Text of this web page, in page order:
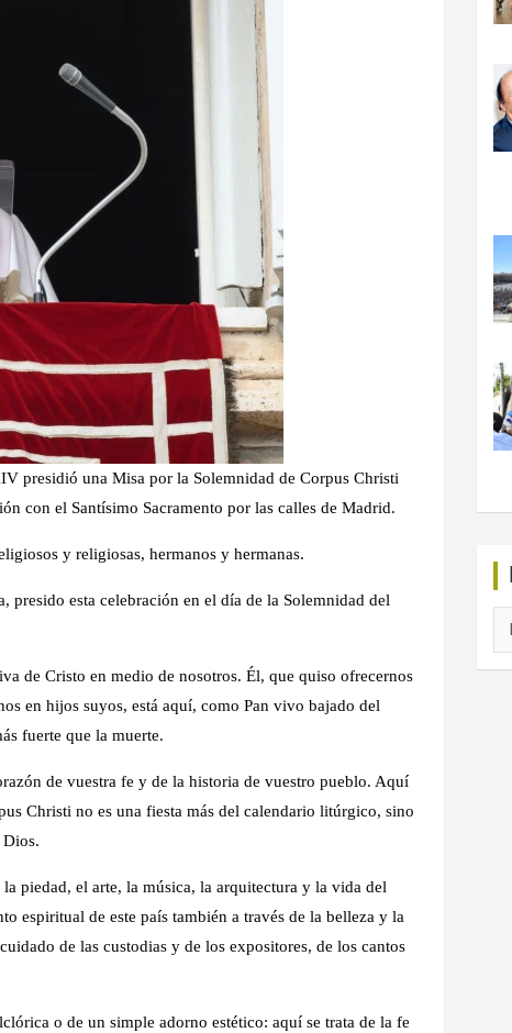
presidió una Misa por la Solemnidad de Corpus Christi
con el Santísimo Sacramento por las calles de Madrid.
y religiosas, hermanos y hermanas.
presido esta celebración en el día de la Solemnidad del
de Cristo en medio de nosotros. Él, que quiso ofrecernos
en hijos suyos, está aquí, como Pan vivo bajado del
fuerte que la muerte.
de vuestra fe y de la historia de vuestro pueblo. Aquí
Christi no es una fiesta más del calendario litúrgico, sino
piedad, el arte, la música, la arquitectura y la vida del
espiritual de este país también a través de la belleza y la
de las custodias y de los expositores, de los cantos
o de un simple adorno estético: aquí se trata de la fe
de